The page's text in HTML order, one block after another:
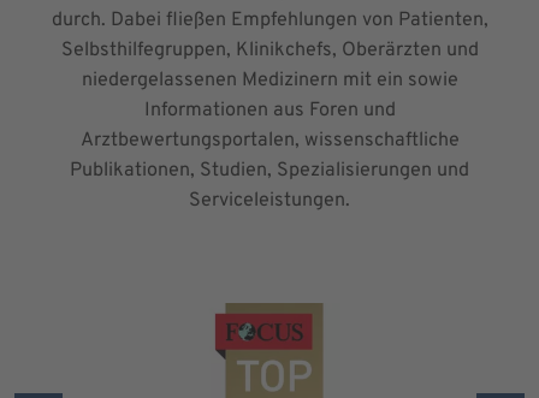
durch. Dabei fließen Empfehlungen von Patienten,
Selbsthilfegruppen, Klinikchefs, Oberärzten und
niedergelassenen Medizinern mit ein sowie
Informationen aus Foren und
Arztbewertungsportalen, wissenschaftliche
Publikationen, Studien, Spezialisierungen und
Serviceleistungen.